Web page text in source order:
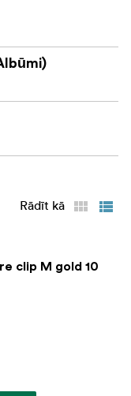
Rādīt kā
clip M gold 10